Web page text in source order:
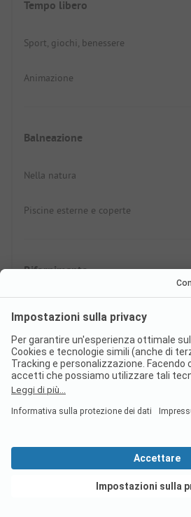
Tempo libero
Sport, giochi, benessere
Animazione
Balneazione
Nella natura
Piscine esterne e coperte
Rifornimento
Offerta gastronomica
Prezzi
Prezzo comparato 2026
Vedi offerte